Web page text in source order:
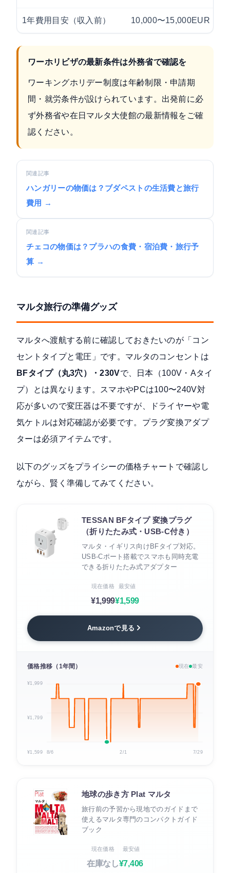
1年費用目安（収入前） 10,000〜15,000EUR（約
ワーホリビザの最新条件は外務省で確認を
ワーキングホリデー制度は年齢制限・申請期
間・就労条件が設けられています。出発前に必
ず外務省や在日マルタ大使館の最新情報をご確
認ください。
関連記事
ハンガリーの物価は？ブダペストの生活費と旅行
費用 →
関連記事
チェコの物価は？プラハの食費・宿泊費・旅行予
算 →
マルタ旅行の準備グッズ
マルタへ渡航する前に確認しておきたいのが「コン
セントタイプと電圧」です。マルタのコンセントは
BFタイプ（丸3穴）・230Vで、日本（100V・Aタイ
プ）とは異なります。スマホやPCは100〜240V対
応が多いので変圧器は不要ですが、ドライヤーや電
気ケトルは対応確認が必要です。プラグ変換アダプ
ターは必須アイテムです。
以下のグッズをプライシーの価格チャートで確認し
ながら、賢く準備してみてください。
TESSAN BFタイプ 変換プラグ
（折りたたみ式・USB-C付き）
マルタ・イギリス向けBFタイプ対応。
USB-Cポート搭載でスマホも同時充電
できる折りたたみ式アダプター
現在価格
¥1,999
最安値
¥1,599
Amazonで見る
価格推移（1年間） 現在 最安
¥1,999
¥1,799
¥1,599 8/6 2/1 7/29
地球の歩き方 Plat マルタ
旅行前の予習から現地でのガイドまで
使えるマルタ専門のコンパクトガイド
ブック
現在価格
在庫なし
最安値
¥7,406